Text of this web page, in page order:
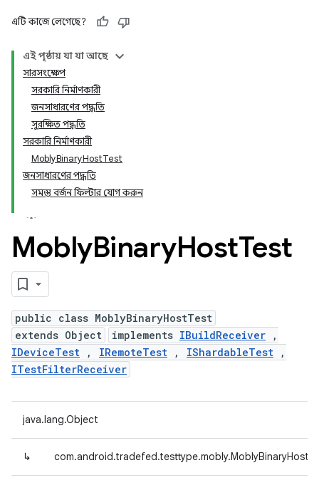
এটি কাজে লেগেছে?
এই পৃষ্ঠায় যা যা আছে
সারসংক্ষেপ
সরকারি নির্মাণকারী
জনসাধারণের পদ্ধতি
সুরক্ষিত পদ্ধতি
সরকারি নির্মাণকারী
MoblyBinaryHostTest
জনসাধারণের পদ্ধতি
সমস্ত বর্জন ফিল্টার যোগ করুন
MoblyBinaryHostTest
public class MoblyBinaryHostTest
extends Object
implements IBuildReceiver ,
IDeviceTest , IRemoteTest , IShardableTest ,
ITestFilterReceiver
java.lang.Object
↳